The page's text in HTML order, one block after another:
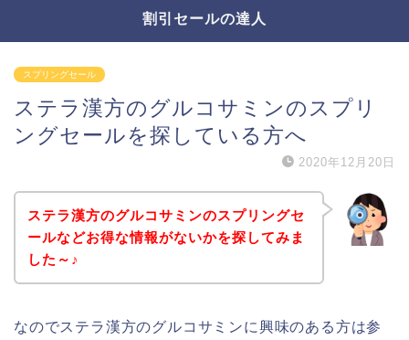
割引セールの達人
スプリングセール
ステラ漢方のグルコサミンのスプリ
ングセールを探している方へ
2020年12月20日
ステラ漢方のグルコサミンのスプリングセ
ールなどお得な情報がないかを探してみま
した～♪
なのでステラ漢方のグルコサミンに興味のある方は参